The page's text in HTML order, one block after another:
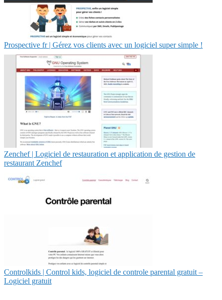
Prospective fr | Gérez vos clients avec un logiciel super simple !
Zenchef | Logiciel de restaura­tion et application de gestion de
restaurant Zenchef
Controlkids | Control kids, logiciel de controle parental gratuit –
Logiciel gratuit